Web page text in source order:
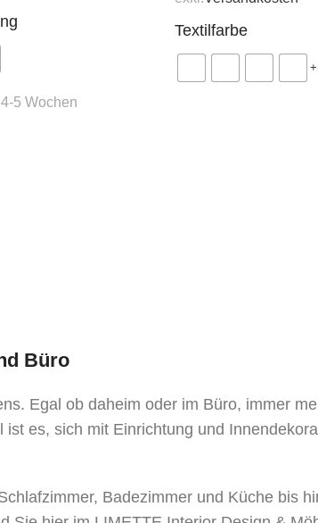
4-5 Wochen
Textilfarbe
Büro
Egal ob daheim oder im Büro, immer
es, sich mit Einrichtung und
Badezimmer und Küche bis